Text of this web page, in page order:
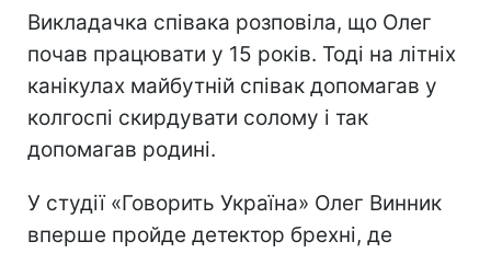
користувався авторитетом серед
однокласників. Думала, що він після
закінчення школи вступить у радіо-
технічний інститут, але він обрав інший
шлях. Я рада за нього, адже є
пишаюся ним».